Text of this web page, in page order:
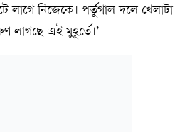
লাগে নিজেকে। পর্তুগাল দলে খেলাটা
এই মুহূর্তে।’